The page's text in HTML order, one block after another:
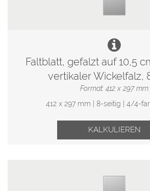
Faltblatt, gefalzt auf 10,5
vertikaler Wickelfalz,
Format: 412 x 297 mm
412 x 297 mm | 8-seitig | 4/4-
KALKULIEREN